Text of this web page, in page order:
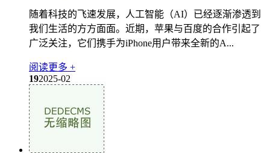
随着科技的飞速发展，人工智能（AI）已经逐渐渗透到
我们生活的方方面面。近期，苹果与百度的合作引起了
广泛关注，它们携手为iPhone用户带来全新的A...
阅读更多 +
192025-02